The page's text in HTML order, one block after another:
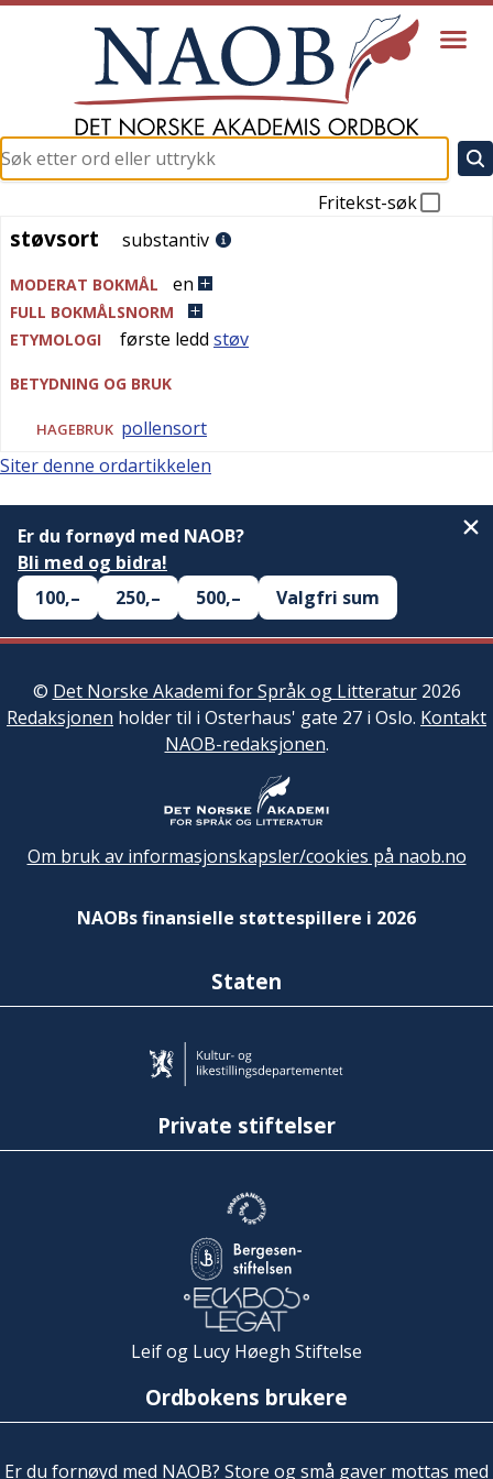
Fritekst-søk
støvsort
støvsort substantiv
MODERAT BOKMÅL en
FULL BOKMÅLSNORM
ETYMOLOGI
første ledd støv
BETYDNING OG BRUK
HAGEBRUK pollensort
Siter denne ordartikkelen
Er du fornøyd med NAOB?
Bli med og bidra!
100,–
250,– 500,– Valgfri sum
© Det Norske Akademi for Språk og Litteratur2026
Redaksjonen holder til i Osterhaus' gate 27 i Oslo. Kontakt
NAOB-redaksjonen.
Om bruk av informasjonskapsler/cookies på naob.no
NAOBs finansielle støttespillere i 2026
Staten
Private stiftelser
Leif og Lucy Høegh Stiftelse
Ordbokens brukere
Er du fornøyd med NAOB? Store og små gaver mottas med